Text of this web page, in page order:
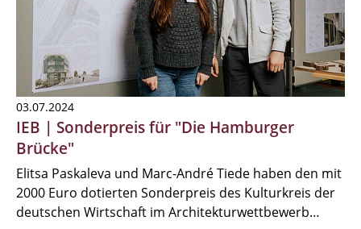
03.07.2024
IEB | Sonderpreis für "Die Hamburger
Brücke"
Elitsa Paskaleva und Marc-André Tiede haben den mit
2000 Euro dotierten Sonderpreis des Kulturkreis der
deutschen Wirtschaft im Architekturwettbewerb…